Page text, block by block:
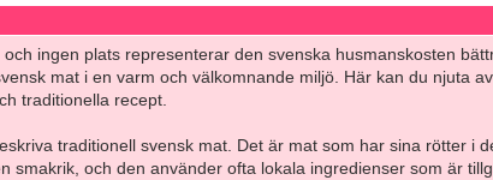
ingen plats representerar den svenska husmanskosten
mat i en varm och välkomnande miljö. Här kan du njuta
traditionella recept.
traditionell svensk mat. Det är mat som har sina rötter i
smakrik, och den använder ofta lokala ingredienser som är